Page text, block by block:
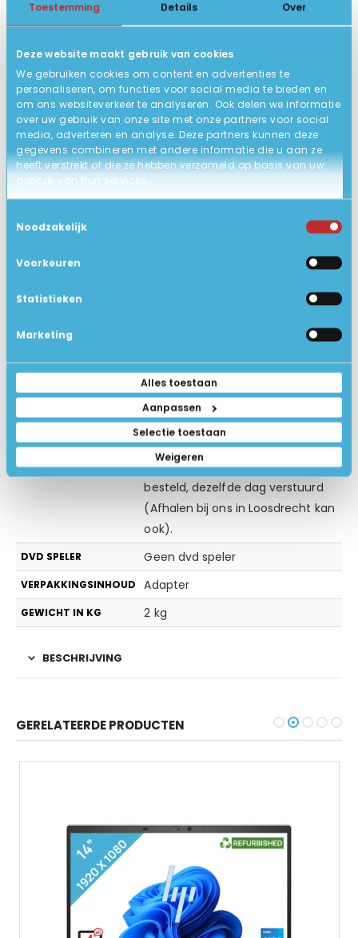
Toestemming Details Over
Deze website maakt gebruik van cookies
We gebruiken cookies om content en advertenties te
personaliseren, om functies voor social media te bieden en
om ons websiteverkeer te analyseren. Ook delen we informatie
over uw gebruik van onze site met onze partners voor social
media, adverteren en analyse. Deze partners kunnen deze
gegevens combineren met andere informatie die u aan ze
heeft verstrekt of die ze hebben verzameld op basis van uw
gebruik van hun services.
Noodzakelijk
Voorkeuren
Statistieken
Marketing
Alles toestaan
Aanpassen
Selectie toestaan
Weigeren
ACCU
staat.
GARANTIE 2 jaar garantie (carry-in).
EXTRA SOFTWARE
Google Chrome, Libre Office
(Opent, maakt en wijzigt
bestanden zoals Word, Excel en
Powerpoint), Foxit Reader, VLC
Mediaplayer, Windows Defender
INSTALLATIE
Deze Windows laptop is direct
KLEUR Zwart/Zilver
SCHERMTYPE
15.6 inch UHD+ 3840×2400 IPS
Touch Panel
Ja
VERZENDING
Op werkdagen voor 15:00u
besteld, dezelfde dag verstuurd
(Afhalen bij ons in Loosdrecht kan
ook).
DVD SPELER Geen dvd speler
VERPAKKINGSINHOUD Adapter
GEWICHT IN KG 2 kg
BESCHRIJVING
GERELATEERDE PRODUCTEN